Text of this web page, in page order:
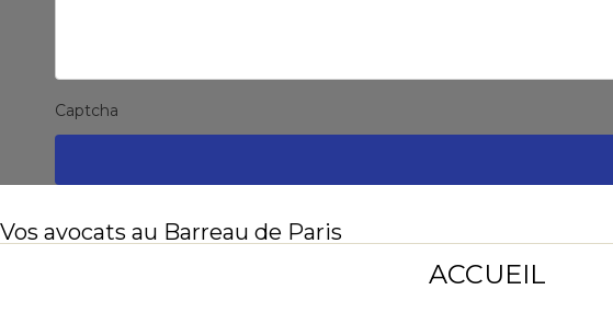
Captcha
Vos avocats au Barreau de Paris
ACCUEIL